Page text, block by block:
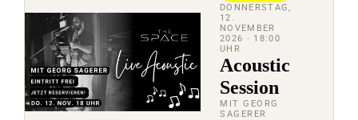
DONNERSTAG,
12.
NOVEMBER
2026 · 18:00
UHR
Acoustic
Session
MIT GEORG
SAGERER